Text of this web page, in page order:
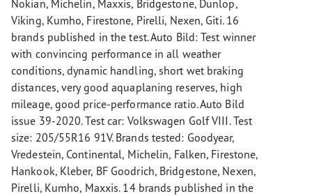
Nokian, Michelin, Maxxis, Bridgestone, Dunlop,
Viking, Kumho, Firestone, Pirelli, Nexen, Giti. 16
brands published in the test. Auto Bild: Test winner
with convincing performance in all weather
conditions, dynamic handling, short wet braking
distances, very good aquaplaning reserves, high
mileage, good price-performance ratio. Auto Bild
issue 39-2020. Test car: Volkswagen Golf VIII. Test
size: 205/55R16 91V. Brands tested: Goodyear,
Vredestein, Continental, Michelin, Falken, Firestone,
Hankook, Kleber, BF Goodrich, Bridgestone, Nexen,
Pirelli, Kumho, Maxxis. 14 brands published in the